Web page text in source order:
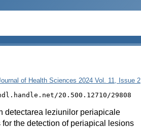
of Health Sciences 2024 Vol. 11, Issue 2
20.500.12710/29808
detectarea leziunilor periapicale
for the detection of periapical lesions